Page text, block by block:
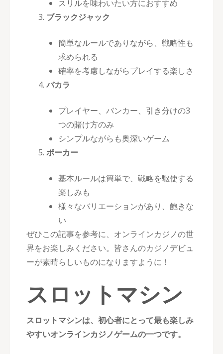
スリルを味わいたい方におすすめ
ブラックジャック
簡単なルールでありながら、戦略性も
求められる
確率を考慮しながらプレイする楽しさ
バカラ
プレイヤー、バンカー、引き分けの3
つの賭け方のみ
シンプルながらも奥深いゲーム
ポーカー
基本ルールは簡単で、戦略を駆使する
楽しみも
様々なバリエーションがあり、飽きな
い
ぜひこの記事を参考に、オンラインカジノの世
界をお楽しみください。皆さんのカジノデビュ
ーが素晴らしいものになりますように！
スロットマシン
スロットマシンは、初心者にとって最も楽しみ
やすいオンラインカジノゲームの一つです。